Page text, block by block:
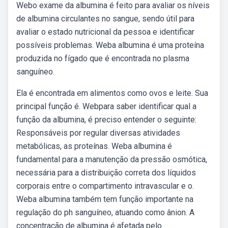
Webo exame da albumina é feito para avaliar os níveis
de albumina circulantes no sangue, sendo útil para
avaliar o estado nutricional da pessoa e identificar
possíveis problemas. Weba albumina é uma proteína
produzida no fígado que é encontrada no plasma
sanguíneo.
Ela é encontrada em alimentos como ovos e leite. Sua
principal função é. Webpara saber identificar qual a
função da albumina, é preciso entender o seguinte:
Responsáveis por regular diversas atividades
metabólicas, as proteínas. Weba albumina é
fundamental para a manutenção da pressão osmótica,
necessária para a distribuição correta dos líquidos
corporais entre o compartimento intravascular e o.
Weba albumina também tem função importante na
regulação do ph sanguíneo, atuando como ânion. A
concentração de albumina é afetada pelo